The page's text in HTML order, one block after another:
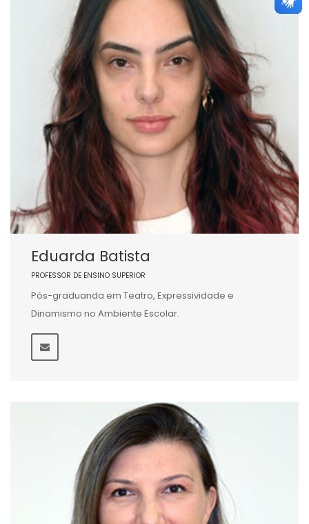
Eduarda Batista
PROFESSOR DE ENSINO SUPERIOR
Pós-graduanda em Teatro, Expressividade e
Dinamismo no Ambiente Escolar.